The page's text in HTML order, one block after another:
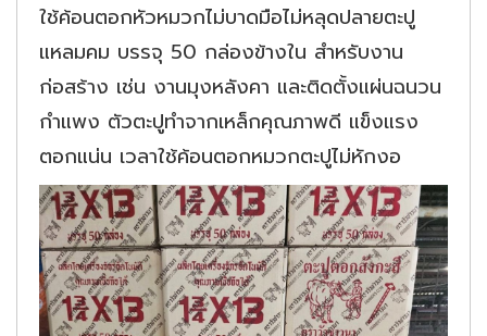
ใช้ค้อนตอกหัวหมวกไม่บาดมือไม่หลุดปลายตะปู
แหลมคม บรรจุ 50 กล่องข้างใน สำหรับงาน
ก่อสร้าง เช่น งานมุงหลังคา และติดตั้งแผ่นฉนวน
กำแพง ตัวตะปูทำจากเหล็กคุณภาพดี แข็งแรง
ตอกแน่น เวลาใช้ค้อนตอกหมวกตะปูไม่หักงอ